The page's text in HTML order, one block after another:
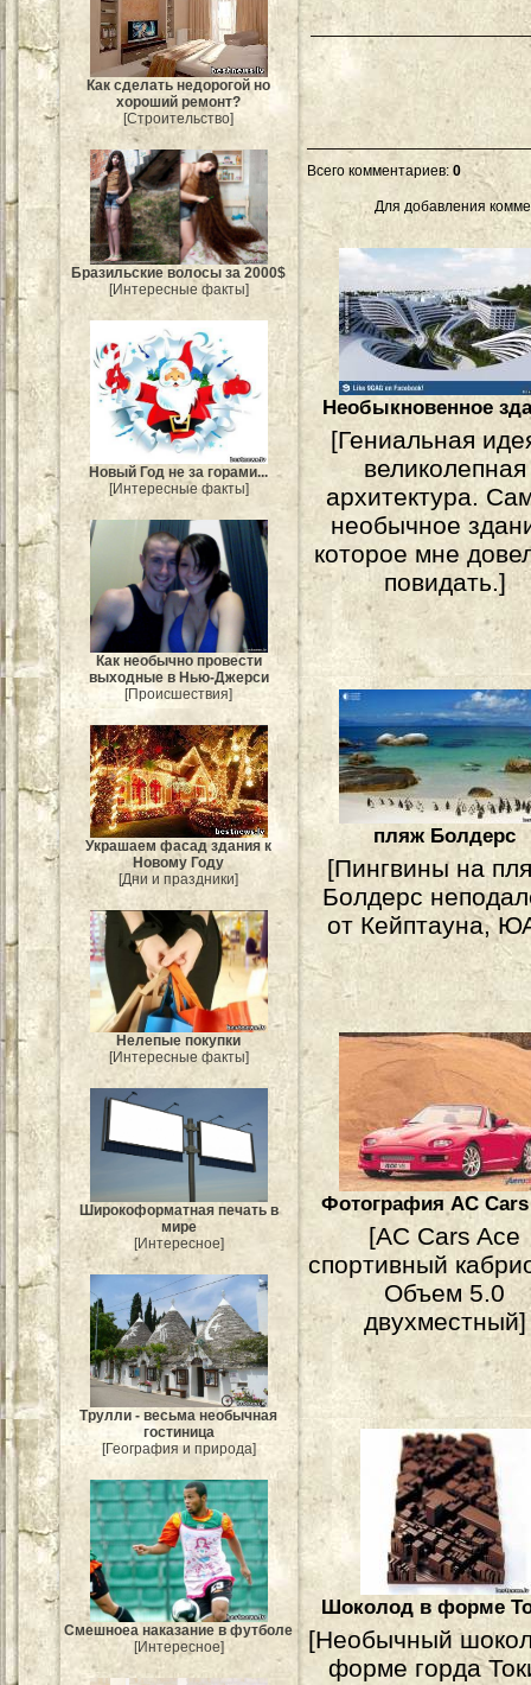
Как сделать недорогой но
хороший ремонт?
[Строительство]
Бразильские волосы за 2000$
[Интересные факты]
Новый Год не за горами...
[Интересные факты]
Как необычно провести
выходные в Нью-Джерси
[Происшествия]
Украшаем фасад здания к
Новому Году
[Дни и праздники]
Нелепые покупки
[Интересные факты]
Широкоформатная печать в
мире
[Интересное]
Трулли - весьма необычная
гостиница
[География и природа]
Смешноеа наказание в футболе
[Интересное]
Всего комментариев: 0
Для добавления
Необыкновенное
[Гениальная
великолепная
архитектура.
необычное
которое мне
повидать.]
пляж Болдерс
[Пингвины на
Болдерс
от Кейптауна,
Фотография AC Cars
[AC Cars Ace
спортивный
Объем 5.0
двухместный]
Шоколод в форме
[Необычный
форме горда